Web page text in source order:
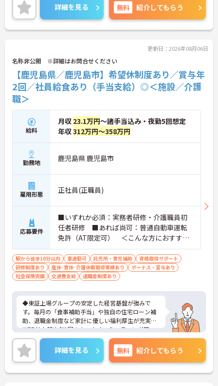
ご興味ある方には、面接対策ポイントなど、詳細を
お話しいたしますのでお気軽にご相談ください。
詳細を見る 無料 紹介してもらう
更新日：2026年08月06日
名称非公開 ※詳細はお問合せください
【鹿児島県／鹿児島市】希望休制度あり／賞与年
2回／社員給食あり（手当支給）◎＜施設／介護
職＞
給料
月収 23.1万円～諸手当込み・夜勤5回想定
年収312万円～358万円
勤務地 鹿児島県 鹿児島市
雇用形態 正社員(正職員)
応募要件
■いずれか必須：実務者研修・介護職員初
任者研修 ■あれば尚可：普通自動車運転
免許（AT限定可） ＜こんな方におすすめ
＞ワークライフバランスを大切にしたいと
お考えの方、入居者様それぞれに合わせ
た、温かいケアを提供したい方、これまで
の介護分野でのご経験を有効に活用したい
方
駅から徒歩10分以内 車通勤可 託児所・育児補助
資格取得サポート
研修制度あり
産休･育休･介護休暇取得実績あり
ボーナス・賞与あり
社会保険完備
交通費支給 退職金制度あり
◆東証上場グループの安定した経営基盤が強みで
す。毎月の「食事補助手当」や独自の住宅ローン補
助、退職金制度など家計に優しい福利厚生が充実。
WEB社内報や年1回のキックオフミーティング等、
風通し良く温かいコミュニケーションを育む環境が
整っています。◆若手～中高年まで幅広い年代が活
躍中！短時間正社員制度などライフスタイルに合わ
せた柔軟な働き方が可能です。産休・育休の取得を
推進しており、復帰時には最大10万円支給の独自制
詳細を見る 無料 紹介してもらう